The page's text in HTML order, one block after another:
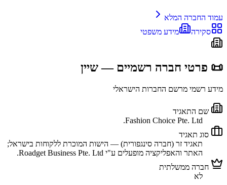
עמוד החברה המלא
סקירה
מידע משפטי
📜 פרטי חברה רשמיים — שיין
מידע רשמי מרשם החברות הישראלי
שם התאגיד
Fashion Choice Pte. Ltd.
סוג תאגיד
תאגיד זר (חברה סינגפורית) — הישות המוכרת ללקוחות בישראל;
האתר והאפליקציה מופעלים ע"י Roadget Business Pte. Ltd.
חברה ממשלתית
לא